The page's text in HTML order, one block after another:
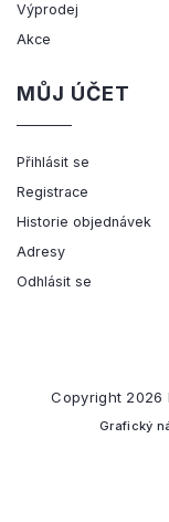
Výprodej
Akce
MŮJ ÚČET
Přihlásit se
Registrace
Historie objednávek
Adresy
Odhlásit se
Copyright 2026
Grafický